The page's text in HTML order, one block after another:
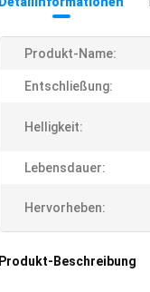
Produkt-Name:
Entschließung:
Helligkeit:
Lebensdauer:
Hervorheben:
Produkt-Beschreibung